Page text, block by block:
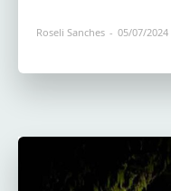
Roseli Sanches - 05/07/2024